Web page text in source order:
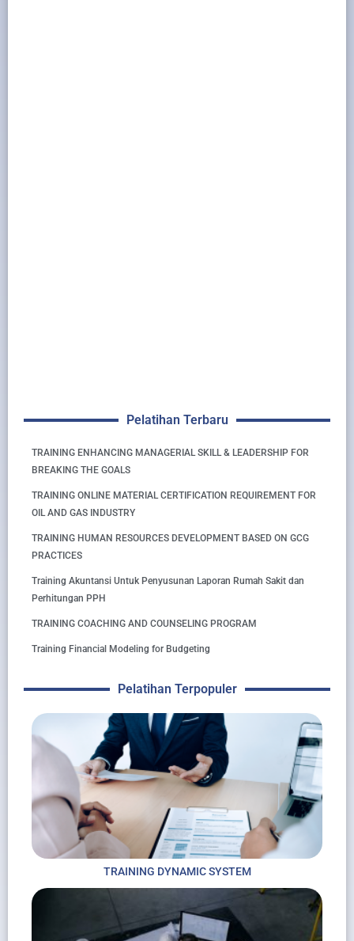
Pelatihan Terbaru
TRAINING ENHANCING MANAGERIAL SKILL & LEADERSHIP FOR
BREAKING THE GOALS
TRAINING ONLINE MATERIAL CERTIFICATION REQUIREMENT FOR
OIL AND GAS INDUSTRY
TRAINING HUMAN RESOURCES DEVELOPMENT BASED ON GCG
PRACTICES
Training Akuntansi Untuk Penyusunan Laporan Rumah Sakit dan
Perhitungan PPH
TRAINING COACHING AND COUNSELING PROGRAM
Training Financial Modeling for Budgeting
Pelatihan Terpopuler
TRAINING DYNAMIC SYSTEM